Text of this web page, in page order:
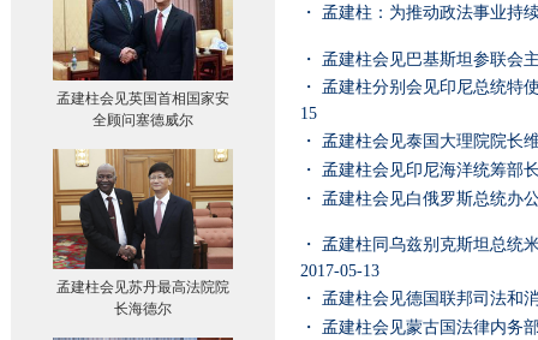
孟建柱会见英国首相国家安
全顾问塞德威尔
孟建柱会见苏丹最高法院院
长海德尔
・ 孟建柱：为推动政法事业持
・ 孟建柱会见巴基斯坦参联会
・ 孟建柱分别会见印尼总统特
15
・ 孟建柱会见泰国大理院院长
・ 孟建柱会见印尼海洋统筹部
・ 孟建柱会见白俄罗斯总统办
・ 孟建柱同乌兹别克斯坦总统
2017-05-13
・ 孟建柱会见德国联邦司法和
・ 孟建柱会见蒙古国法律内务